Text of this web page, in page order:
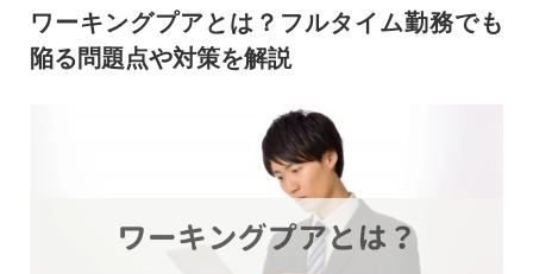
ワーキングプアとは？フルタイム勤務でも
陥る問題点や対策を解説